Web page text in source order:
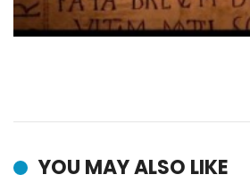
YOU MAY ALSO LIKE